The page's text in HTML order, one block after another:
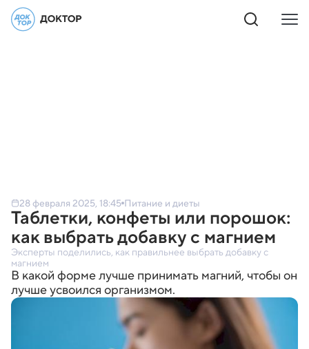
28 февраля 2025, 18:45 Питание и диеты
Таблетки, конфеты или порошок:
как выбрать добавку с магнием
Эксперты поделились, как правильнее выбрать добавку с
магнием
В какой форме лучше принимать магний, чтобы он
лучше усвоился организмом.